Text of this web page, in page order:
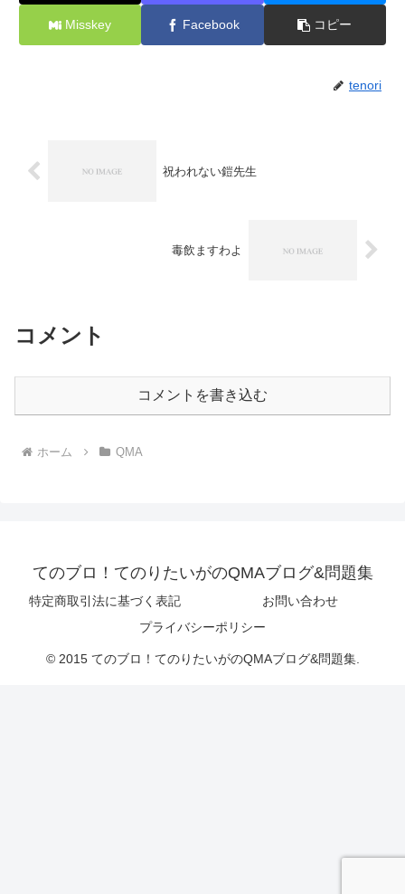
Misskey Facebook コピー
tenori
祝われない鎧先生
毒飲ますわよ
コメント
コメントを書き込む
ホーム QMA
てのブロ！てのりたいがのQMAブログ&問題集
特定商取引法に基づく表記
お問い合わせ
プライバシーポリシー
© 2015 てのブロ！てのりたいがのQMAブログ&問題集.